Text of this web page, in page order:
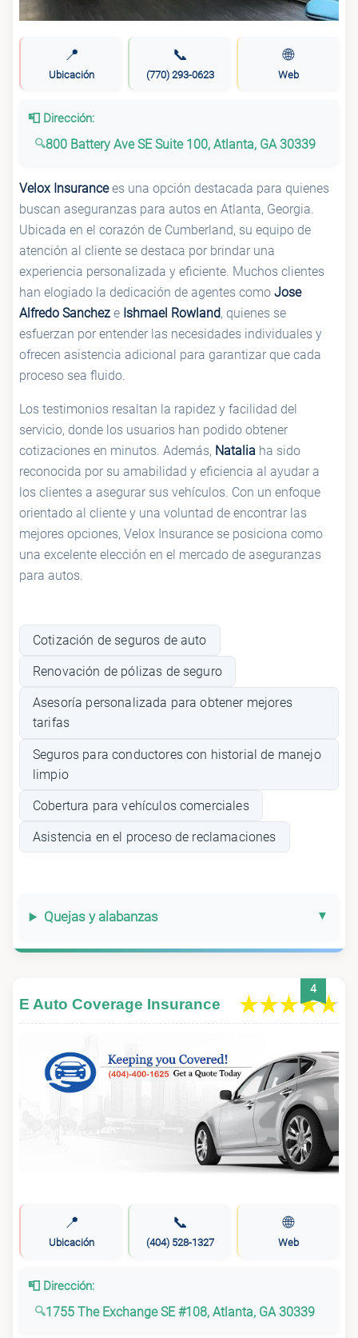
📍
Ubicación
📞
(770) 293-0623
🌐
Web
📮 Dirección:
800 Battery Ave SE Suite 100, Atlanta, GA 30339
Velox Insurancees una opción destacada para quienes
buscan aseguranzas para autos en Atlanta, Georgia.
Ubicada en el corazón de Cumberland, su equipo de
atención al cliente se destaca por brindar una
experiencia personalizada y eficiente. Muchos clientes
han elogiado la dedicación de agentes como Jose
Alfredo Sanchez e Ishmael Rowland, quienes se
esfuerzan por entender las necesidades individuales y
ofrecen asistencia adicional para garantizar que cada
proceso sea fluido.
Los testimonios resaltan la rapidez y facilidad del
servicio, donde los usuarios han podido obtener
cotizaciones en minutos. Además, Natalia ha sido
reconocida por su amabilidad y eficiencia al ayudar a
los clientes a asegurar sus vehículos. Con un enfoque
orientado al cliente y una voluntad de encontrar las
mejores opciones, Velox Insurance se posiciona como
una excelente elección en el mercado de aseguranzas
para autos.
Cotización de seguros de auto
Renovación de pólizas de seguro
Asesoría personalizada para obtener mejores
tarifas
Seguros para conductores con historial de manejo
limpio
Cobertura para vehículos comerciales
Asistencia en el proceso de reclamaciones
Quejas y alabanzas
4
E Auto Coverage Insurance
📍
Ubicación
📞
(404) 528-1327
🌐
Web
📮 Dirección:
1755 The Exchange SE #108, Atlanta, GA 30339